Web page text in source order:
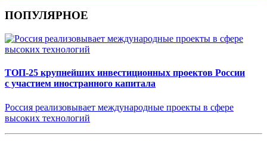
ПОПУЛЯРНОЕ
ТОП-25 крупнейших инвестиционных проектов России
с участием иностранного капитала
Россия реализовывает международные проекты в сфере
высоких технологий